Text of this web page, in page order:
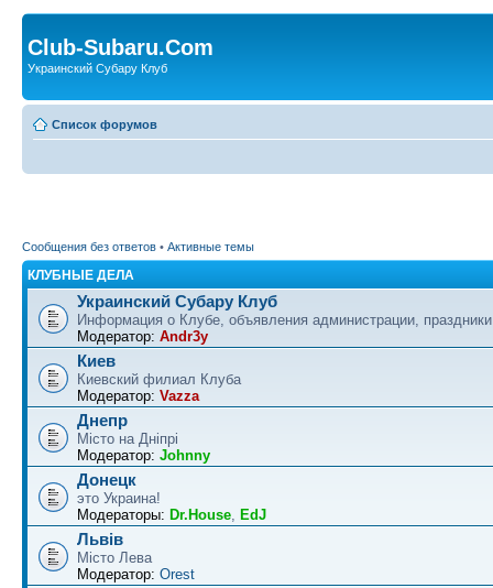
Club-Subaru.Com
Украинский Субару Клуб
Список форумов
Сообщения без ответов • Активные темы
КЛУБНЫЕ ДЕЛА
Украинский Субару Клуб
Информация о Клубе, объявления администрации,
Модератор: Andr3y
Киев
Киевский филиал Клуба
Модератор: Vazza
Днепр
Місто на Дніпрі
Модератор: Johnny
Донецк
это Украина!
Модераторы: Dr.House, EdJ
Львів
Місто Лева
Модератор: Orest